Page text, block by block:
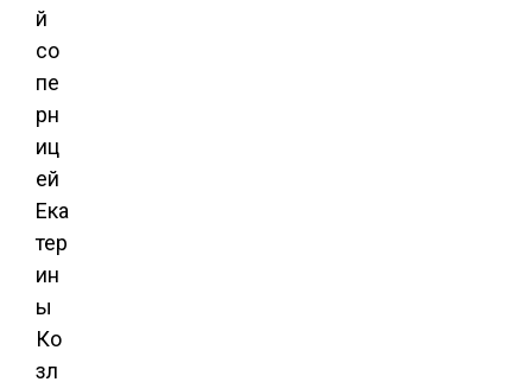
й
со
пе
рн
иц
ей
Ека
тер
ин
ы
Ко
зл